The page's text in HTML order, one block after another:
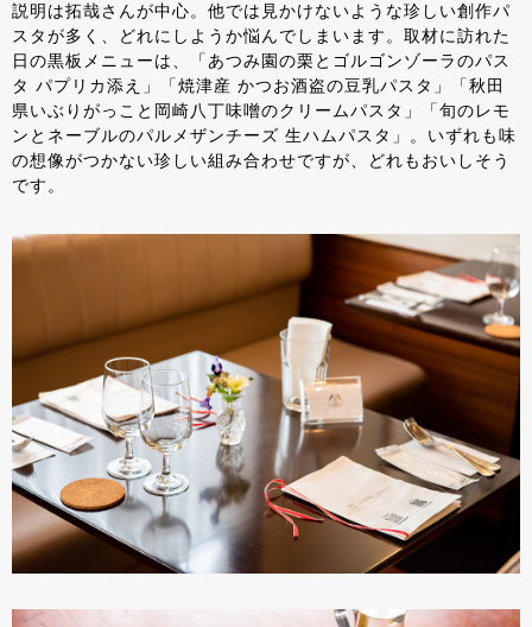
説明は拓哉さんが中心。他では見かけないような珍しい創作パ
スタが多く、どれにしようか悩んでしまいます。取材に訪れた
日の黒板メニューは、「あつみ園の栗とゴルゴンゾーラのパス
タ パプリカ添え」「焼津産 かつお酒盗の豆乳パスタ」「秋田
県いぶりがっこと岡崎八丁味噌のクリームパスタ」「旬のレモ
ンとネーブルのパルメザンチーズ 生ハムパスタ」。いずれも味
の想像がつかない珍しい組み合わせですが、どれもおいしそう
です。